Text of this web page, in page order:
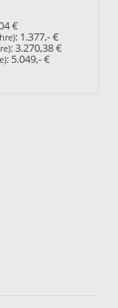
€
: 1.377,- €
:3.270,38 €
: 5.049,- €